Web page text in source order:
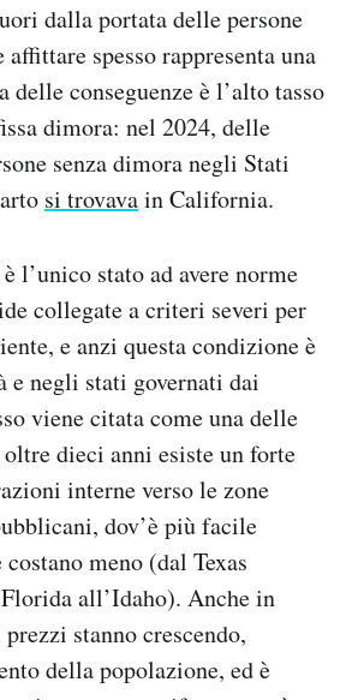
dalla portata delle persone
spesso rappresenta una
delle conseguenze è l’alto tasso
dimora: nel 2024, delle
senza dimora negli Stati
si trovavain California.
l’unico stato ad avere norme
collegate a criteri severi per
e anzi questa condizione è
e negli stati governati dai
viene citata come una delle
dieci anni esiste un forte
interne verso le zone
dov’è più facile
meno (dal Texas
all’Idaho). Anche in
stanno crescendo,
della popolazione, ed è